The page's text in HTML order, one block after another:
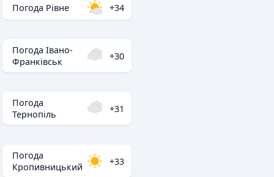
Погода Рівне +34
Погода Івано-
Франківськ
+30
Погода
Тернопіль
+31
Погода
Кропивницький
+33